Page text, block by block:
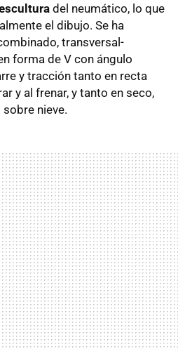
del neumático, lo que
el dibujo. Se ha
transversal-
forma de V con ángulo
y tracción tanto en recta
y al frenar, y tanto en seco,
nieve.